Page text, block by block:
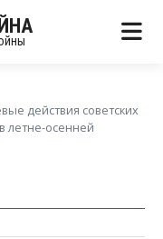
действия советских
летне-осенней